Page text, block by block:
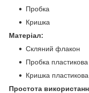
Пробка
Кришка
Матеріал:
Скляний флакон
Пробка пластикова
Кришка пластикова
Простота